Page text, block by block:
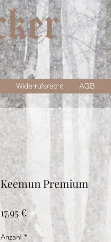
Widerrufsrecht AGB
Keemun Premium
17,95 € Preis
Anzahl *